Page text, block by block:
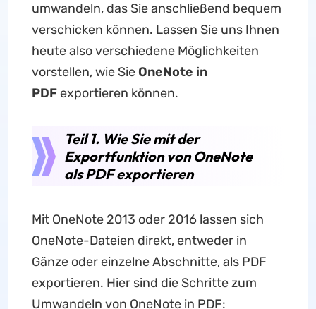
umwandeln, das Sie anschließend bequem
verschicken können. Lassen Sie uns Ihnen
heute also verschiedene Möglichkeiten
vorstellen, wie Sie OneNote in
PDFexportieren können.
Teil 1. Wie Sie mit der
Exportfunktion von OneNote
als PDF exportieren
Mit OneNote 2013 oder 2016 lassen sich
OneNote-Dateien direkt, entweder in
Gänze oder einzelne Abschnitte, als PDF
exportieren. Hier sind die Schritte zum
Umwandeln von OneNote in PDF: